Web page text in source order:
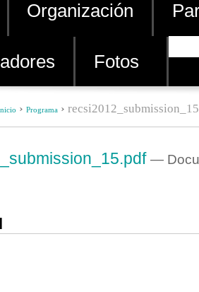
Organización
Fotos
› Programa ›
—